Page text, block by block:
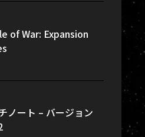
of War: Expansion
ノート – バージョン